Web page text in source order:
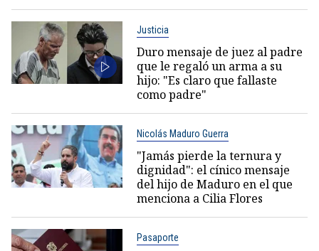
Justicia
Duro mensaje de juez al padre
que le regaló un arma a su
hijo: "Es claro que fallaste
como padre"
Nicolás Maduro Guerra
"Jamás pierde la ternura y
dignidad": el cínico mensaje
del hijo de Maduro en el que
menciona a Cilia Flores
Pasaporte